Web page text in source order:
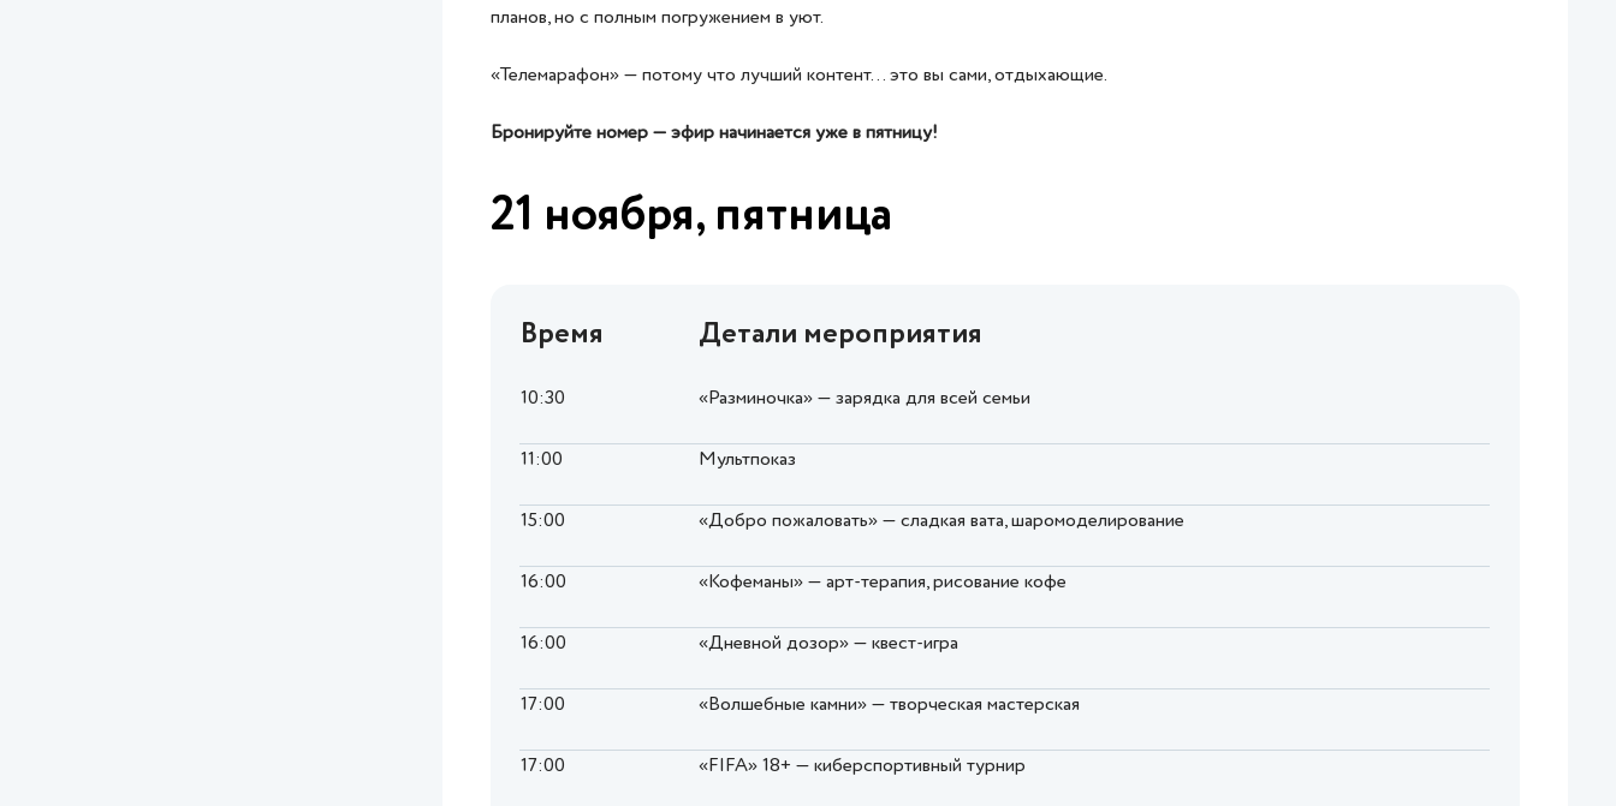
планов, но с полным погружением в уют.
«Телемарафон» — потому что лучший контент… это вы сами, отдыхающие.
Бронируйте номер — эфир начинается уже в пятницу!
21 ноября, пятница
Время Детали мероприятия
10:30 «Разминочка» — зарядка для всей семьи
11:00 Мультпоказ
15:00 «Добро пожаловать» — сладкая вата, шаромоделирование
16:00 «Кофеманы» — арт-терапия, рисование кофе
16:00 «Дневной дозор» — квест-игра
17:00 «Волшебные камни» — творческая мастерская
17:00 «FIFA» 18+ — киберспортивный турнир